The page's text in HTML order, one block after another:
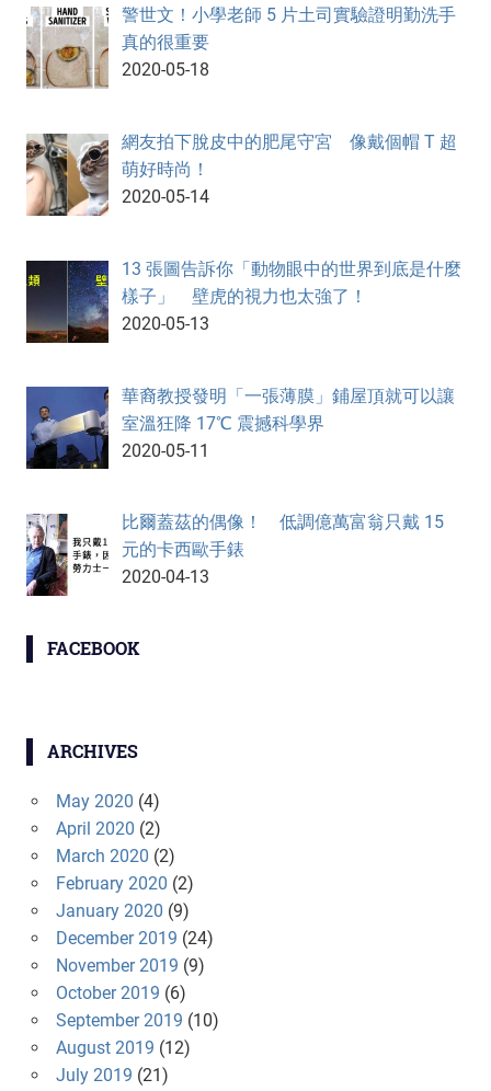
警世文！小學老師 5 片土司實驗證明勤洗手
真的很重要
2020-05-18
網友拍下脫皮中的肥尾守宮 像戴個帽 T 超
萌好時尚！
2020-05-14
13 張圖告訴你「動物眼中的世界到底是什麼
樣子」 壁虎的視力也太強了！
2020-05-13
華裔教授發明「一張薄膜」鋪屋頂就可以讓
室溫狂降 17℃ 震撼科學界
2020-05-11
比爾蓋茲的偶像！ 低調億萬富翁只戴 15
元的卡西歐手錶
2020-04-13
FACEBOOK
ARCHIVES
May 2020 (4)
April 2020 (2)
March 2020 (2)
February 2020 (2)
January 2020 (9)
December 2019 (24)
November 2019 (9)
October 2019 (6)
September 2019 (10)
August 2019 (12)
July 2019 (21)